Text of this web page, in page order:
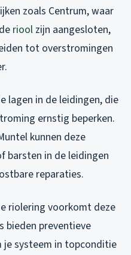
zoals Centrum, waar
riool zijn aangesloten,
tot overstromingen
lagen in de leidingen, die
ernstig beperken.
kunnen deze
barsten in de leidingen
reparaties.
riolering voorkomt deze
bieden preventieve
je systeem in topconditie